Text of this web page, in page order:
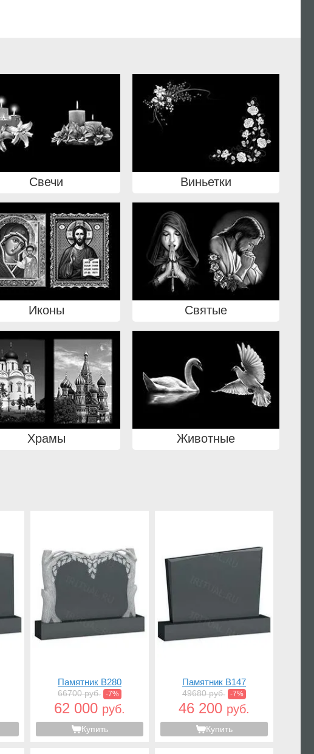
Свечи Виньетки
Иконы Святые
Храмы Животные
Памятник B280
66700 руб. -7%
62 000 руб.
Купить
Памятник B147
49680 руб. -7%
46 200 руб.
Купить